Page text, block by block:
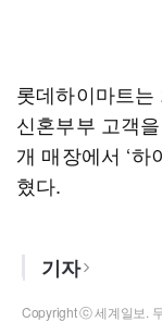
롯데하이마트
신혼부부 고객
개 매장에서 ‘하
혔다.
기자
Copyright ⓒ 세계일보.